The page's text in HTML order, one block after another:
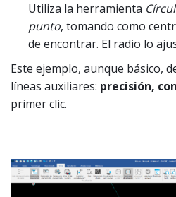
Utiliza la herramienta
punto, tomando como
de encontrar. El radio lo
Este ejemplo, aunque básico,
líneas auxiliares: precisión,
primer clic.